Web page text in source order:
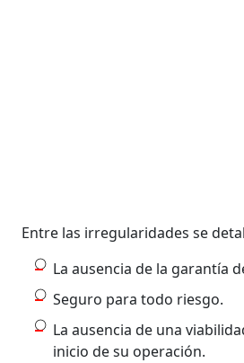
Entre las irregularidades se
La ausencia de la garantía
Seguro para todo riesgo.
La ausencia de una
inicio de su operación.